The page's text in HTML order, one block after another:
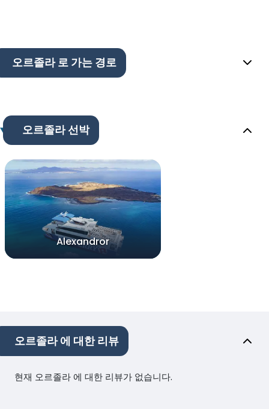
오르졸라 로 가는 경로
오르졸라 선박
Alexandror
오르졸라 에 대한 리뷰
현재 오르졸라 에 대한 리뷰가 없습니다.